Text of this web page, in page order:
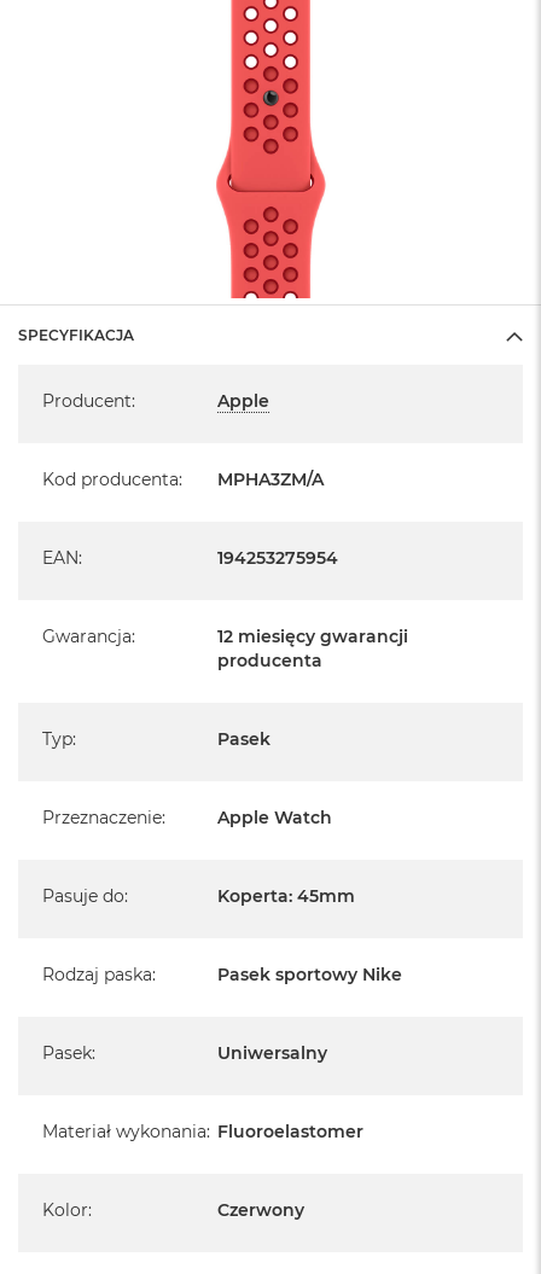
SPECYFIKACJA
Producent: Apple
Kod producenta: MPHA3ZM/A
EAN: 194253275954
Gwarancja:
12 miesięcy gwarancji
producenta
Typ: Pasek
Przeznaczenie: Apple Watch
Pasuje do: Koperta: 45mm
Rodzaj paska: Pasek sportowy Nike
Pasek: Uniwersalny
Materiał wykonania: Fluoroelastomer
Kolor: Czerwony